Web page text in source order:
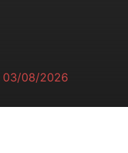
03/08/2026